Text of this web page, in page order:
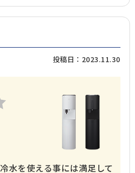
投稿日：2023.11.30
水を使える事には満足して